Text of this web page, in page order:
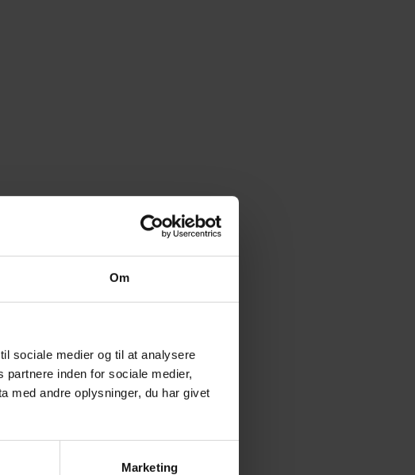
Om
sociale medier og til at analysere
inden for sociale medier,
med andre oplysninger, du har givet
Marketing